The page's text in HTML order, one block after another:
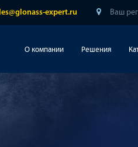
expert.ru Ваш
О компании Решения